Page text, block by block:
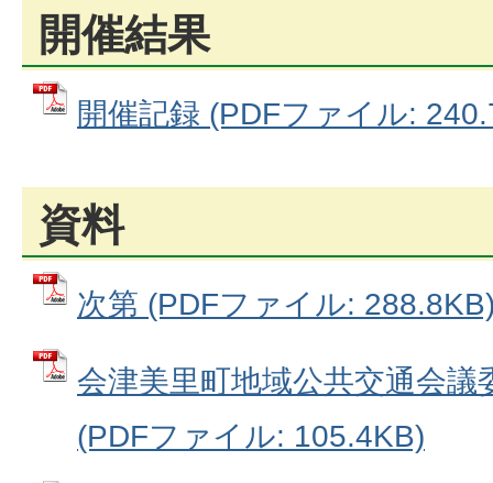
開催結果
開催記録 (PDFファイル:
資料
次第 (PDFファイル:
会津美里町地域公共交通会議
(PDFファイル: 105.4KB)